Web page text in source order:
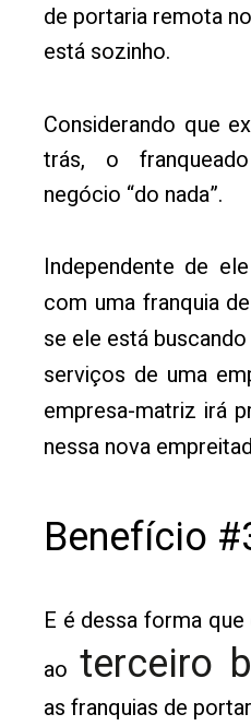
de portaria remota
está sozinho.
Considerando que
trás, o
negócio “do nada”.
Independente de
com uma franquia
se ele está
serviços de uma
empresa-matriz irá
nessa nova
Benefício
E é dessa forma
ao terceiro
as franquias de